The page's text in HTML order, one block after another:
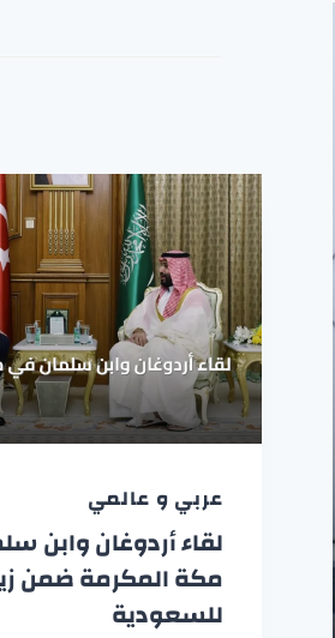
عربي و عالمي
لقاء أردوغان وابن
مكة المكرمة ضمن
للسعودية